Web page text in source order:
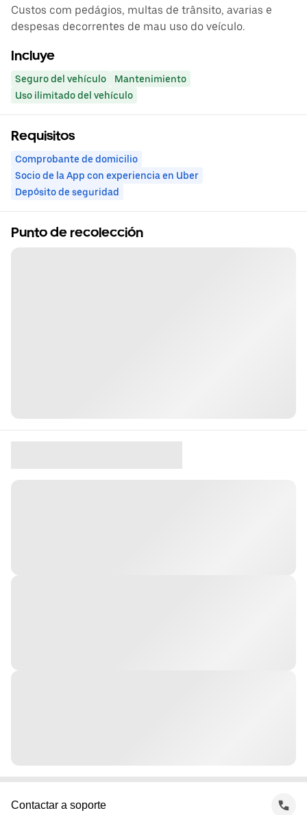
Custos com pedágios, multas de trânsito, avarias e
despesas decorrentes de mau uso do veículo.
Incluye
Seguro del vehículo
Mantenimiento
Uso ilimitado del vehículo
Requisitos
Comprobante de domicilio
Socio de la App con experiencia en Uber
Depósito de seguridad
Punto de recolección
Contactar a soporte